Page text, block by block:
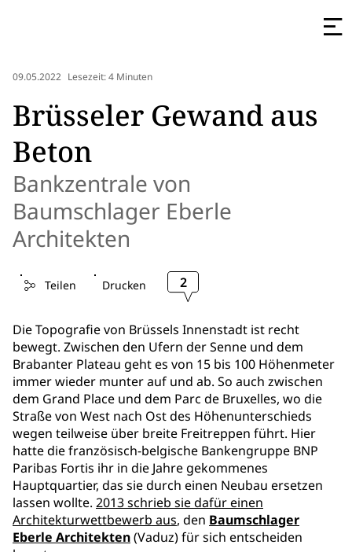
09.05.2022 Lesezeit: 4 Minuten
Brüsseler Gewand aus
Beton
Bankzentrale von
Baumschlager Eberle
Architekten
Teilen Drucken 2
Die Topografie von Brüssels Innenstadt ist recht
bewegt. Zwischen den Ufern der Senne und dem
Brabanter Plateau geht es von 15 bis 100 Höhenmeter
immer wieder munter auf und ab. So auch zwischen
dem Grand Place und dem Parc de Bruxelles, wo die
Straße von West nach Ost des Höhenunterschieds
wegen teilweise über breite Freitreppen führt. Hier
hatte die französisch-belgische Bankengruppe BNP
Paribas Fortis ihr in die Jahre gekommenes
Hauptquartier, das sie durch einen Neubau ersetzen
lassen wollte. 2013 schrieb sie dafür einen
Architekturwettbewerb aus, den Baumschlager
Eberle Architekten(Vaduz) für sich entscheiden